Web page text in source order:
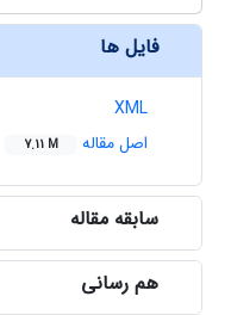
فایل ها
XML
اصل مقاله
7.11 M
سابقه مقاله
هم رسانی